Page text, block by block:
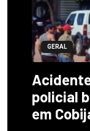
GERAL
policial
em